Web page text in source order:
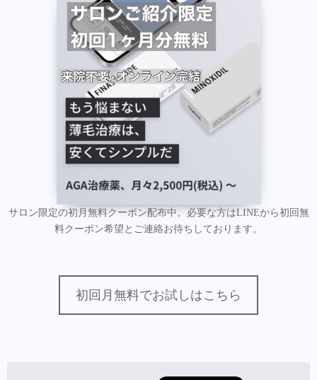
サロン限定の初月無料クーポン配布中。必要な方はLINEから初回無
料クーポン希望とご連絡お待ちしております。
初回月無料でお試しはこちら